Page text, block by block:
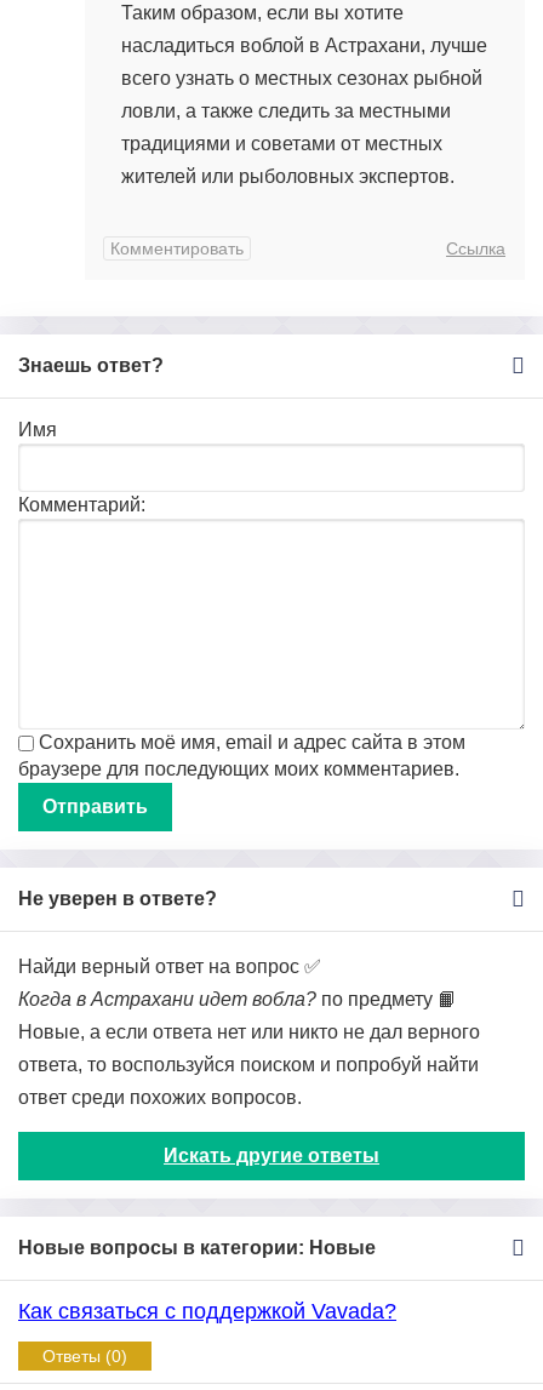
Таким образом, если вы хотите
насладиться воблой в Астрахани, лучше
всего узнать о местных сезонах рыбной
ловли, а также следить за местными
традициями и советами от местных
жителей или рыболовных экспертов.
Комментировать Ссылка
Знаешь ответ?
Имя
Комментарий:
Сохранить моё имя, email и адрес сайта в этом
браузере для последующих моих комментариев.
Не уверен в ответе?
Найди верный ответ на вопрос ✅
Когда в Астрахани идет вобла? по предмету 📙
Новые, а если ответа нет или никто не дал верного
ответа, то воспользуйся поиском и попробуй найти
ответ среди похожих вопросов.
Искать другие ответы
Новые вопросы в категории: Новые
Как связаться с поддержкой Vavada?
Ответы (0)